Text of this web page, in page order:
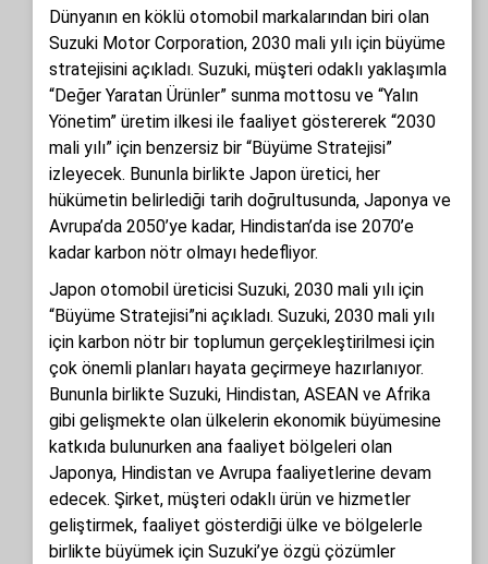
Dünyanın en köklü otomobil markalarından biri olan
Suzuki Motor Corporation, 2030 mali yılı için büyüme
stratejisini açıkladı. Suzuki, müşteri odaklı yaklaşımla
“Değer Yaratan Ürünler” sunma mottosu ve “Yalın
Yönetim” üretim ilkesi ile faaliyet göstererek “2030
mali yılı” için benzersiz bir “Büyüme Stratejisi”
izleyecek. Bununla birlikte Japon üretici, her
hükümetin belirlediği tarih doğrultusunda, Japonya ve
Avrupa’da 2050’ye kadar, Hindistan’da ise 2070’e
kadar karbon nötr olmayı hedefliyor.
Japon otomobil üreticisi Suzuki, 2030 mali yılı için
“Büyüme Stratejisi”ni açıkladı. Suzuki, 2030 mali yılı
için karbon nötr bir toplumun gerçekleştirilmesi için
çok önemli planları hayata geçirmeye hazırlanıyor.
Bununla birlikte Suzuki, Hindistan, ASEAN ve Afrika
gibi gelişmekte olan ülkelerin ekonomik büyümesine
katkıda bulunurken ana faaliyet bölgeleri olan
Japonya, Hindistan ve Avrupa faaliyetlerine devam
edecek. Şirket, müşteri odaklı ürün ve hizmetler
geliştirmek, faaliyet gösterdiği ülke ve bölgelerle
birlikte büyümek için Suzuki’ye özgü çözümler